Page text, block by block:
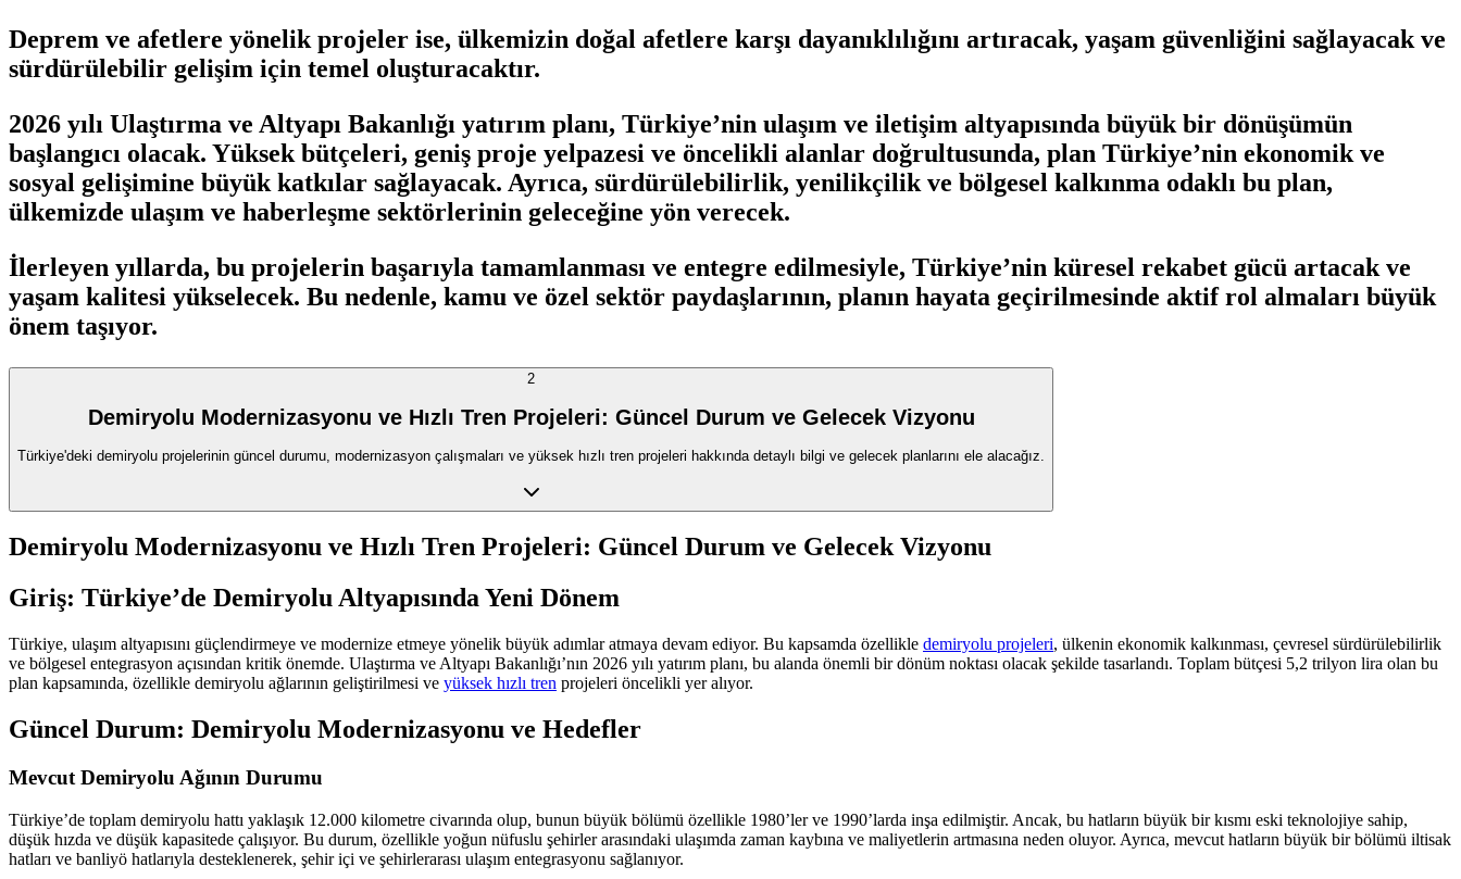
Deprem ve afetlere yönelik projeler ise, ülkemizin doğal afetlere karşı dayanıklılığını artıracak, yaşam güvenliğini sağlayacak ve
sürdürülebilir gelişim için temel oluşturacaktır.
2026 yılı Ulaştırma ve Altyapı Bakanlığı yatırım planı, Türkiye’nin ulaşım ve iletişim altyapısında büyük bir dönüşümün
başlangıcı olacak. Yüksek bütçeleri, geniş proje yelpazesi ve öncelikli alanlar doğrultusunda, plan Türkiye’nin ekonomik ve
sosyal gelişimine büyük katkılar sağlayacak. Ayrıca, sürdürülebilirlik, yenilikçilik ve bölgesel kalkınma odaklı bu plan,
ülkemizde ulaşım ve haberleşme sektörlerinin geleceğine yön verecek.
İlerleyen yıllarda, bu projelerin başarıyla tamamlanması ve entegre edilmesiyle, Türkiye’nin küresel rekabet gücü artacak ve
yaşam kalitesi yükselecek. Bu nedenle, kamu ve özel sektör paydaşlarının, planın hayata geçirilmesinde aktif rol almaları büyük
önem taşıyor.
2
Demiryolu Modernizasyonu ve Hızlı Tren Projeleri: Güncel Durum ve Gelecek Vizyonu
Türkiye'deki demiryolu projelerinin güncel durumu, modernizasyon çalışmaları ve yüksek hızlı tren projeleri hakkında detaylı bilgi ve gelecek planlarını ele alacağız.
Demiryolu Modernizasyonu ve Hızlı Tren Projeleri: Güncel Durum ve Gelecek Vizyonu
Giriş: Türkiye’de Demiryolu Altyapısında Yeni Dönem
Türkiye, ulaşım altyapısını güçlendirmeye ve modernize etmeye yönelik büyük adımlar atmaya devam ediyor. Bu kapsamda özellikle demiryolu projeleri, ülkenin ekonomik kalkınması, çevresel sürdürülebilirlik
ve bölgesel entegrasyon açısından kritik önemde. Ulaştırma ve Altyapı Bakanlığı’nın 2026 yılı yatırım planı, bu alanda önemli bir dönüm noktası olacak şekilde tasarlandı. Toplam bütçesi 5,2 trilyon lira olan bu
plan kapsamında, özellikle demiryolu ağlarının geliştirilmesi ve yüksek hızlı tren projeleri öncelikli yer alıyor.
Güncel Durum: Demiryolu Modernizasyonu ve Hedefler
Mevcut Demiryolu Ağının Durumu
Türkiye’de toplam demiryolu hattı yaklaşık 12.000 kilometre civarında olup, bunun büyük bölümü özellikle 1980’ler ve 1990’larda inşa edilmiştir. Ancak, bu hatların büyük bir kısmı eski teknolojiye sahip,
düşük hızda ve düşük kapasitede çalışıyor. Bu durum, özellikle yoğun nüfuslu şehirler arasındaki ulaşımda zaman kaybına ve maliyetlerin artmasına neden oluyor. Ayrıca, mevcut hatların büyük bir bölümü iltisak
hatları ve banliyö hatlarıyla desteklenerek, şehir içi ve şehirlerarası ulaşım entegrasyonu sağlanıyor.